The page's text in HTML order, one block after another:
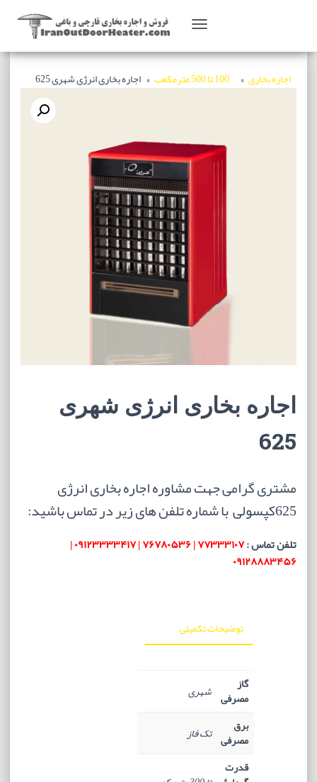
O
G
A
V
اجاره بخاری 100 تا 500 مترمکعب اجاره بخاری انرژی شهری 625
اجاره بخاری انرژی شهری
625
مشتری گرامی جهت مشاوره اجاره بخاری انرژی
625کپسولی با شماره تلفن های زیر در تماس باشید:
تلفن تماس :
۷۷۳۳۳۱۰۷ | ۷۶۷۸۰۵۳۶ | ۰۹۱۲۳۳۳۳۴۱۷ |
۰۹۱۲۸۸۸۳۴۵۶
توضیحات تکمیلی
گاز
مصرفی شهری
برق
مصرفی تک فاز
قدرت